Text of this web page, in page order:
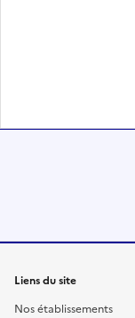
Liens du site
Nos établissements